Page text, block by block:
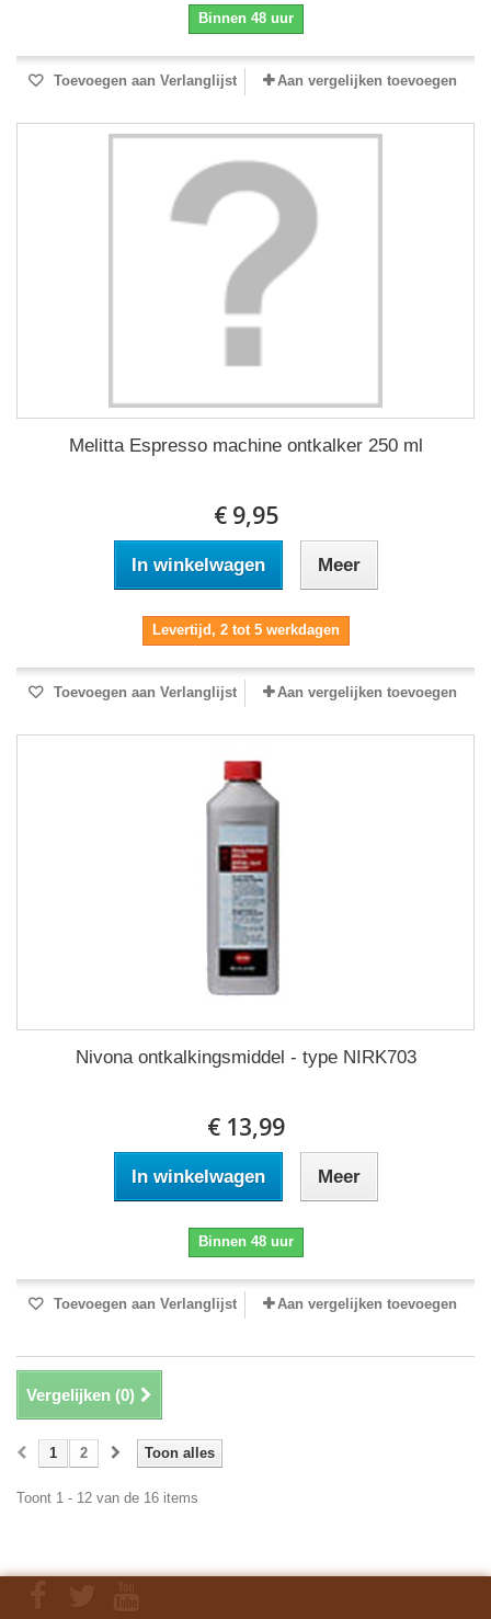
Binnen 48 uur
Toevoegen aan Verlanglijst Aan vergelijken toevoegen
Melitta Espresso machine ontkalker 250 ml
€ 9,95
In winkelwagen Meer
Levertijd, 2 tot 5 werkdagen
Toevoegen aan Verlanglijst Aan vergelijken toevoegen
Nivona ontkalkingsmiddel - type NIRK703
€ 13,99
In winkelwagen Meer
Binnen 48 uur
Toevoegen aan Verlanglijst Aan vergelijken toevoegen
Vergelijken (0)
Toon alles
1 2
Toont 1 - 12 van de 16 items